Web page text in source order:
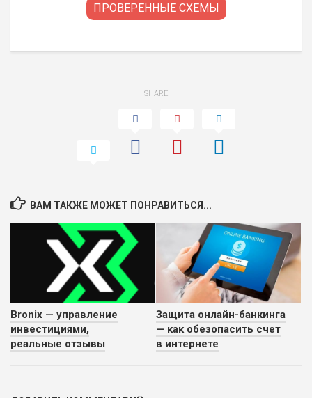
ПРОВЕРЕННЫЕ СХЕМЫ
SHARE
ВАМ ТАКЖЕ МОЖЕТ ПОНРАВИТЬСЯ...
Bronix — управление
инвестициями,
реальные отзывы
Защита онлайн-банкинга
— как обезопасить счет
в интернете